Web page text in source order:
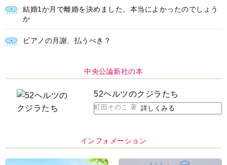
ＡＩで始める遺言を書く前の準
備セミナー開催
聴器、新しいスタイルで All in
ープンイヤー型イヤホン
「kikippa イヤホン
いてのお詫びと訂正